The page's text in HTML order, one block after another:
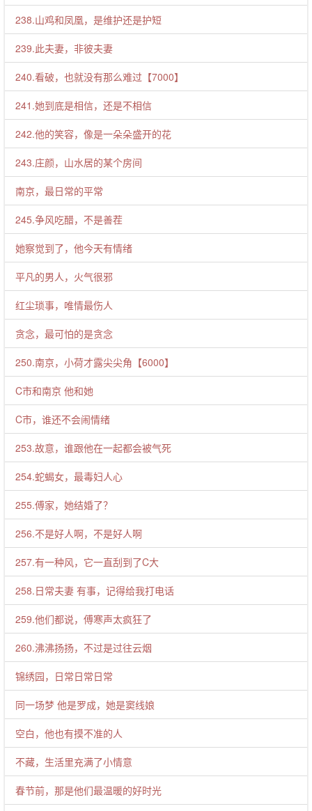
238.山鸡和凤凰，是维护还是护短
239.此夫妻，非彼夫妻
240.看破，也就没有那么难过【7000】
241.她到底是相信，还是不相信
242.他的笑容，像是一朵朵盛开的花
243.庄颜，山水居的某个房间
南京，最日常的平常
245.争风吃醋，不是善茬
她察觉到了，他今天有情绪
平凡的男人，火气很邪
红尘琐事，唯情最伤人
贪念，最可怕的是贪念
250.南京，小荷才露尖尖角【6000】
C市和南京 他和她
C市，谁还不会闹情绪
253.故意，谁跟他在一起都会被气死
254.蛇蝎女，最毒妇人心
255.傅家，她结婚了？
256.不是好人啊，不是好人啊
257.有一种风，它一直刮到了C大
258.日常夫妻 有事，记得给我打电话
259.他们都说，傅寒声太疯狂了
260.沸沸扬扬，不过是过往云烟
锦绣园，日常日常日常
同一场梦 他是罗成，她是窦线娘
空白，他也有摸不准的人
不藏，生活里充满了小情意
春节前，那是他们最温暖的好时光